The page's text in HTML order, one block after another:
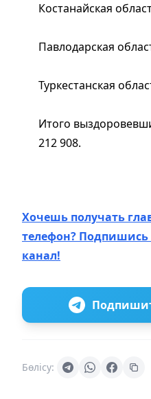
Костанайская
Павлодарская
Туркестанская
Итого
212 908.
Хочешь получать
телефон?
канал!
Бөлісу: